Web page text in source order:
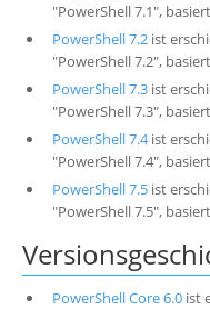
"PowerShell 7.1",
PowerShell 7.2ist
"PowerShell 7.2",
PowerShell 7.3ist
"PowerShell 7.3",
PowerShell 7.4ist
"PowerShell 7.4",
PowerShell 7.5ist
"PowerShell 7.5",
PowerShell Core 6.0ist